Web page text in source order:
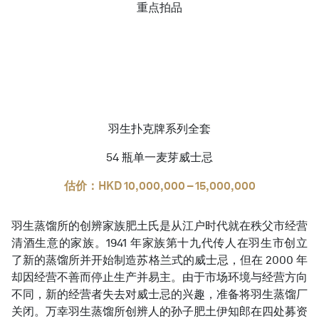
重点拍品
羽生扑克牌系列全套
54 瓶单一麦芽威士忌
估价：HKD 10,000,000 – 15,000,000
羽生蒸馏所的创辨家族肥土氏是从江户时代就在秩父市经营
清酒生意的家族。1941 年家族第十九代传人在羽生市创立
了新的蒸馏所并开始制造苏格兰式的威士忌，但在 2000 年
却因经营不善而停止生产并易主。由于市场环境与经营方向
不同，新的经营者失去对威士忌的兴趣，准备将羽生蒸馏厂
关闭。万幸羽生蒸馏所创辨人的孙子肥土伊知郎在四处募资